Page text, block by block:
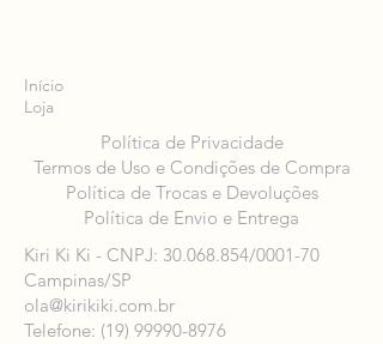
Início
Loja
Política de Privacidade
Termos de Uso e Condições de Compra
Política de Trocas e Devoluções
Política de Envio e Entrega
Kiri Ki Ki - CNPJ: 30.068.854/0001-70
Campinas/SP
ola@kirikiki.com.br
Telefone: (19) 99990-8976